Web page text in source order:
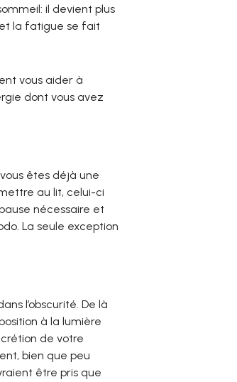
il devient plus
la fatigue se fait
vous aider à
dont vous avez
êtes déjà une
au lit, celui-ci
nécessaire et
La seule exception
l’obscurité. De là
à la lumière
de votre
bien que peu
être pris que